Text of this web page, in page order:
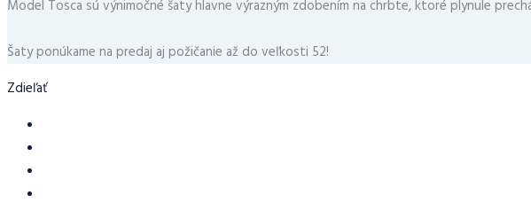
Model Tosca sú výnimočné šaty hlavne výrazným zdobením na chrbte, ktoré plynule
Šaty ponúkame na predaj aj požičanie až do veľkosti 52!
Zdieľať